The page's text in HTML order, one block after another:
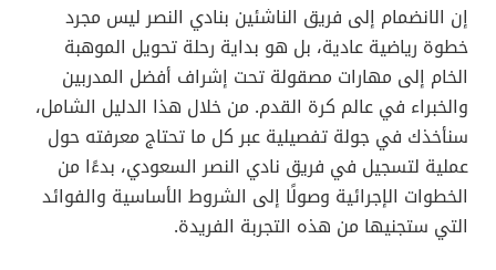
إن الانضمام إلى فريق الناشئين بنادي النصر ليس مجرد
خطوة رياضية عادية، بل هو بداية رحلة تحويل الموهبة
الخام إلى مهارات مصقولة تحت إشراف أفضل المدربين
والخبراء في عالم كرة القدم. من خلال هذا الدليل الشامل،
سنأخذك في جولة تفصيلية عبر كل ما تحتاج معرفته حول
عملية لتسجيل في فريق نادي النصر السعودي، بدءًا من
الخطوات الإجرائية وصولًا إلى الشروط الأساسية والفوائد
التي ستجنيها من هذه التجربة الفريدة.